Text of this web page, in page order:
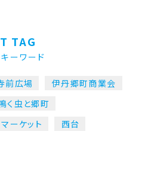
TAG
ーワード
前広場
伊丹郷町商業会
く虫と郷町
マーケット
西台